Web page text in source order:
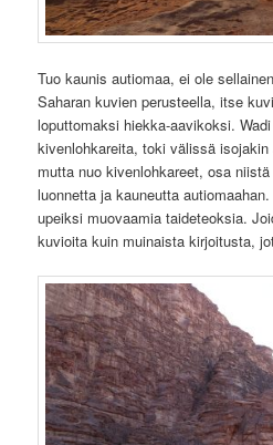
Tuo kaunis autiomaa, ei ole
Saharan kuvien perusteella, itse
loputtomaksi hiekka-aavikoksi.
kivenlohkareita, toki välissä
mutta nuo kivenlohkareet, osa
luonnetta ja kauneutta
upeiksi muovaamia taideteoksia.
kuvioita kuin muinaista kirjoitusta,